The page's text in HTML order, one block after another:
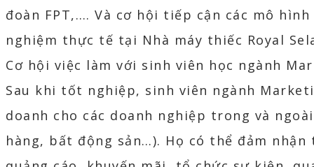
đoàn FPT,.… Và cơ hội tiếp cận các mô
nghiệm thực tế tại Nhà máy thiếc Royal
Cơ hội việc làm với sinh viên học ngành
Sau khi tốt nghiệp, sinh viên ngành
doanh cho các doanh nghiệp trong và
hàng, bất động sản…). Họ có thể đảm